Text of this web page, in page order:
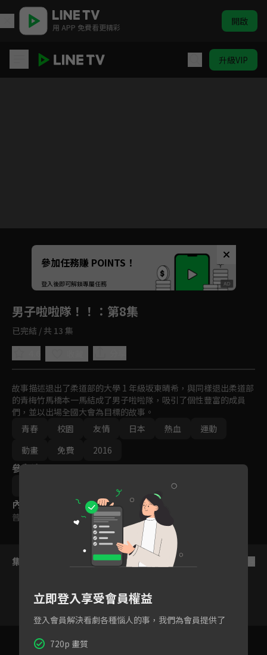
用 APP 免費看更精彩 開啟
升級VIP
Unmute
如有不便請見諒
參加任務賺 POINTS！
登入後即可解鎖專屬任務
男子啦啦隊！！ ：第8集
已完結 / 共 13 集
故事描述退出了柔道部的大學 1 年級坂東晴希，與同樣退出柔道部
的青梅竹馬橋本一馬結成了男子啦啦隊，吸引了個性豐富的成員
們，並以出場全國大會為目標的故事。
青春
校園 友情 日本 熱血
運動
動畫
免費 2016
參與演員
內容標籤
普遍級
集數列表
立即登入享受會員權益
登入會員解決看劇各種惱人的事，我們為會員提供了
720p 畫質